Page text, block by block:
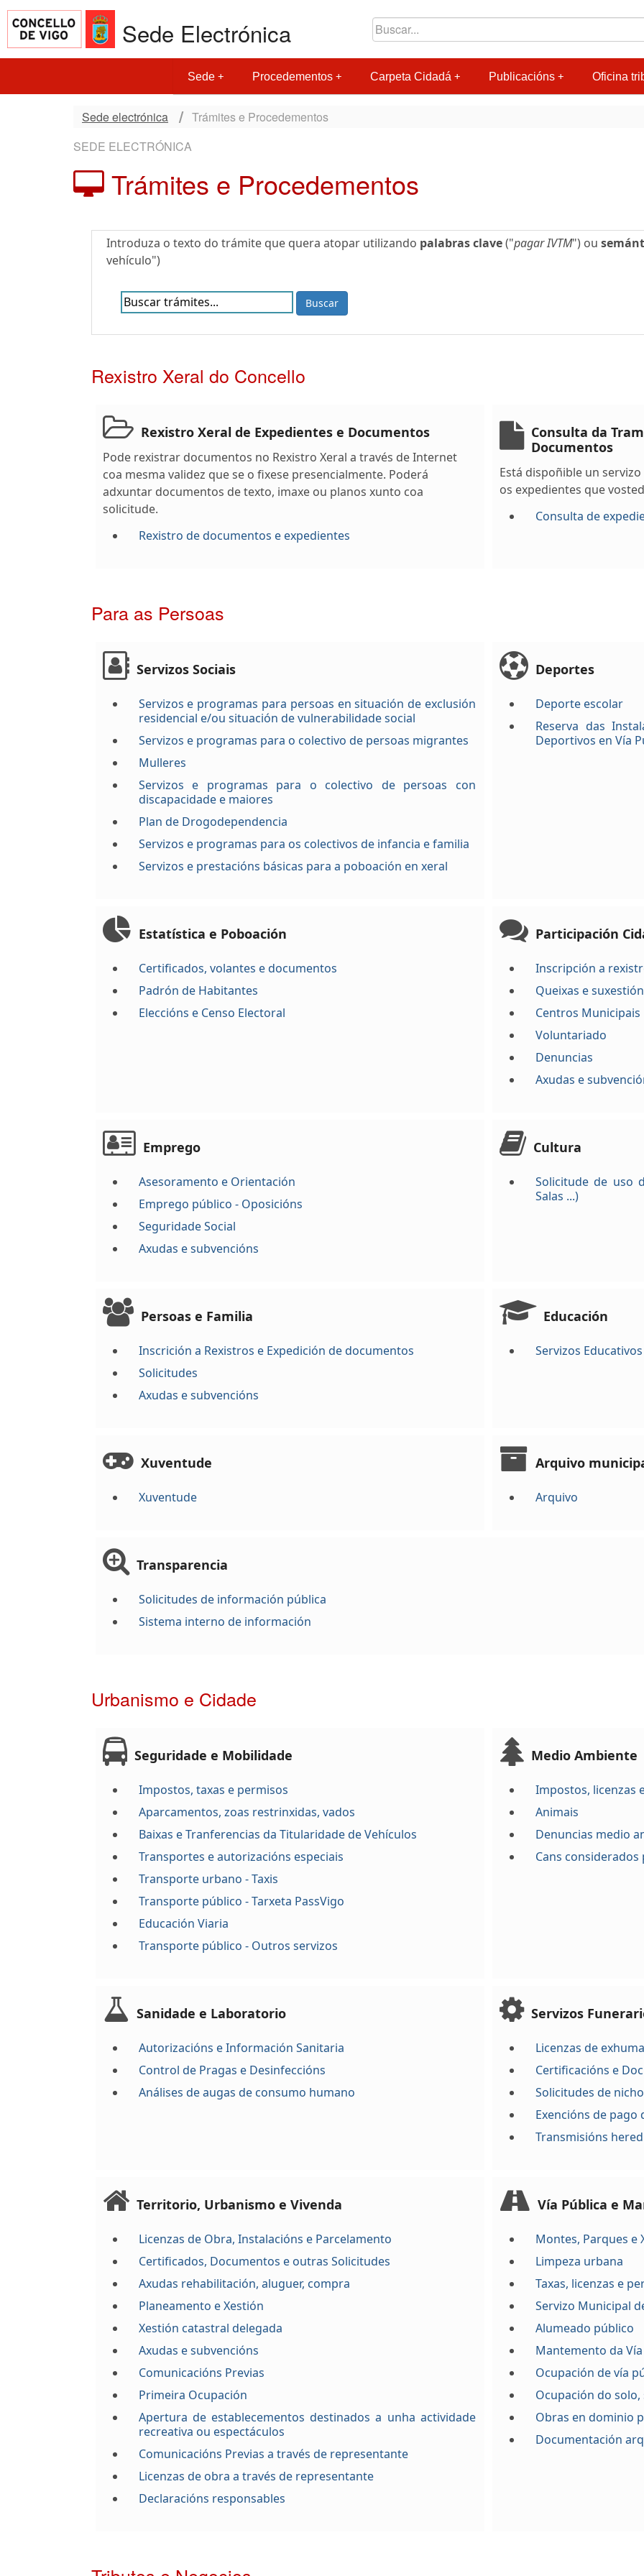
Sede Electrónica
Sede Procedementos Carpeta Cidadá Publicacións Oficina
Sede electrónica
Trámites e Procedementos
SEDE ELECTRÓNICA
Trámites e Procedementos
Introduza o texto do trámite que quera atopar utilizando palabras clave("pagar IVTM") ou
vehículo")
Rexistro Xeral do Concello
Rexistro Xeral de Expedientes e Documentos
Pode rexistrar documentos no Rexistro Xeral a través de Internet
coa mesma validez que se o fixese presencialmente. Poderá
adxuntar documentos de texto, imaxe ou planos xunto coa
solicitude.
Rexistro de documentos e expedientes
Consulta da
Documentos
Está dispoñible un
os expedientes que
Consulta de
Para as Persoas
Servizos Sociais
Servizos e programas para persoas en situación de exclusión
residencial e/ou situación de vulnerabilidade social
Servizos e programas para o colectivo de persoas migrantes
Mulleres
Servizos e programas para o colectivo de persoas con
discapacidade e maiores
Plan de Drogodependencia
Servizos e programas para os colectivos de infancia e familia
Servizos e prestacións básicas para a poboación en xeral
Deportes
Deporte escolar
Reserva das
Deportivos en Vía
Estatística e Poboación
Certificados, volantes e documentos
Padrón de Habitantes
Eleccións e Censo Electoral
Participación
Inscripción a
Queixas e
Centros Municipais
Voluntariado
Denuncias
Axudas e
Emprego
Asesoramento e Orientación
Emprego público - Oposicións
Seguridade Social
Axudas e subvencións
Cultura
Solicitude de uso
Salas ...)
Persoas e Familia
Inscrición a Rexistros e Expedición de documentos
Solicitudes
Axudas e subvencións
Educación
Servizos Educativos
Xuventude
Xuventude
Arquivo
Arquivo
Transparencia
Solicitudes de información pública
Sistema interno de información
Urbanismo e Cidade
Seguridade e Mobilidade
Impostos, taxas e permisos
Aparcamentos, zoas restrinxidas, vados
Baixas e Tranferencias da Titularidade de Vehículos
Transportes e autorizacións especiais
Transporte urbano - Taxis
Transporte público - Tarxeta PassVigo
Educación Viaria
Transporte público - Outros servizos
Medio Ambiente
Impostos, licenzas
Animais
Denuncias medio
Cans
Sanidade e Laboratorio
Autorizacións e Información Sanitaria
Control de Pragas e Desinfeccións
Análises de augas de consumo humano
Servizos
Licenzas de
Certificacións e
Solicitudes de
Exencións de pago
Transmisións
Territorio, Urbanismo e Vivenda
Licenzas de Obra, Instalacións e Parcelamento
Certificados, Documentos e outras Solicitudes
Axudas rehabilitación, aluguer, compra
Planeamento e Xestión
Xestión catastral delegada
Axudas e subvencións
Comunicacións Previas
Primeira Ocupación
Apertura de establecementos destinados a unha actividade
recreativa ou espectáculos
Comunicacións Previas a través de representante
Licenzas de obra a través de representante
Declaracións responsables
Vía Pública e
Montes, Parques e
Limpeza urbana
Taxas, licenzas e
Servizo Municipal
Alumeado público
Mantemento da
Ocupación de vía
Ocupación do
Obras en dominio
Documentación